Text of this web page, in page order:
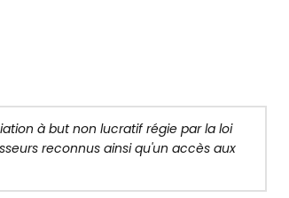
à but non lucratif régie par la loi
reconnus ainsi qu'un accès aux